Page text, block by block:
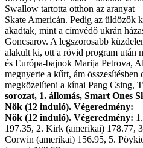
Swallow tartotta otthon az aranyat
Skate Americán. Pedig az üldözők
akadtak, mint a címvédő ukrán
Goncsarov. A legszorosabb
alakult ki, ott a rövid program után
és Európa-bajnok Marija Petrova,
megnyerte a kűrt, ám összesítésben
megközelíteni a kínai Pang Csing,
sorozat, 1. állomás, Smart Ones
Nők (12 induló). Végeredmény:
Nők (12 induló). Végeredmény:
197.35, 2. Kirk (amerikai) 178.77,
Corwin (amerikai) 156.95, 5.